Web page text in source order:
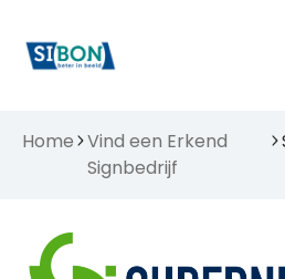
Home Vind een Erkend
Signbedrijf